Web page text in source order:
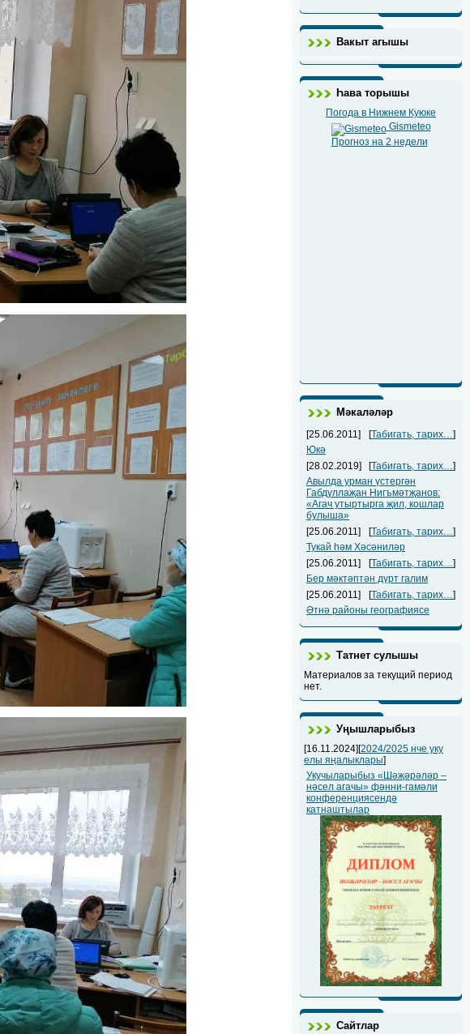
Вакыт агышы
Һава торышы
Погода в Нижнем Куюке
Gismeteo
Прогноз на 2 недели
Мәкаләләр
[25.06.2011] [Табигать, тарих…]
Юкә
[28.02.2019]
[Табигать, тарих…]
Авылда урман үстергән
Габдуллаҗан Нигъмәтҗанов:
«Агач утыртырга җил, кошлар
булыша»
[25.06.2011]
[Табигать, тарих…]
Тукай һәм Хәсәниләр
[25.06.2011]
[Табигать, тарих…]
Бер мәктәптән дүрт галим
[25.06.2011]
[Табигать, тарих…]
Әтнә районы географиясе
Татнет сулышы
Материалов за текущий период
нет.
Уңышларыбыз
[16.11.2024][2024/2025 нче уку
елы яңалыклары]
Укучыларыбыз «Шәҗәрәләр –
нәсел агачы» фәнни-гамәли
конференциясендә
катнаштылар
Сайтлар